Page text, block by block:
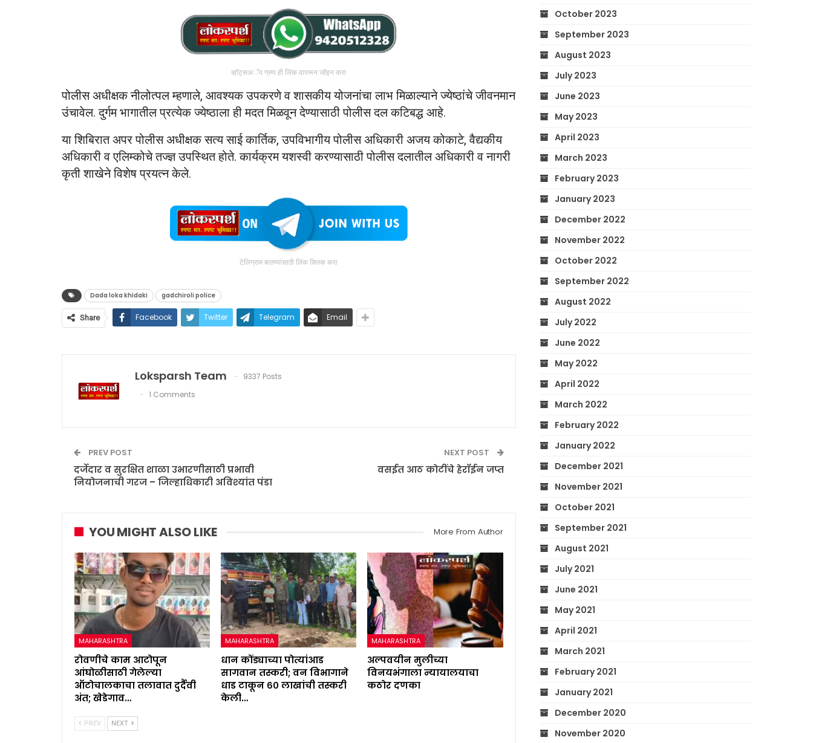
व्हॉट्सअॅप ग्रुप ही लिंक वापरून जॉइन करा
पोलीस अधीक्षक नीलोत्पल म्हणाले, आवश्यक उपकरणे व शासकीय योजनांचा लाभ मिळाल्याने ज्येष्ठांचे जीवनमान
उंचावेल. दुर्गम भागातील प्रत्येक ज्येष्ठाला ही मदत मिळवून देण्यासाठी पोलीस दल कटिबद्ध आहे.
या शिबिरात अपर पोलीस अधीक्षक सत्य साई कार्तिक, उपविभागीय पोलीस अधिकारी अजय कोकाटे, वैद्यकीय
अधिकारी व एलिम्कोचे तज्ज्ञ उपस्थित होते. कार्यक्रम यशस्वी करण्यासाठी पोलीस दलातील अधिकारी व नागरी
कृती शाखेने विशेष प्रयत्न केले.
टेलिग्राम बातम्यांसाठी लिंक क्लिक करा
Dada loka khidaki gadchiroli police
Share Facebook Twitter Telegram Email
Loksparsh Team
9337 Posts
1 Comments
PREV POST
दर्जेदार व सुरक्षित शाळा उभारणीसाठी प्रभावी
नियोजनाची गरज – जिल्हाधिकारी अविश्यांत पंडा
NEXT POST
वसईत आठ कोटींचे हेरॉईन जप्त
YOU MIGHT ALSO LIKE More From Author
MAHARASHTRA
रोवणीचे काम आटोपून
आंघोळीसाठी गेलेल्या
ऑटोचालकाचा तलावात दुर्दैवी
अंत; खेडेगाव…
MAHARASHTRA
धान कोंड्याच्या पोत्यांआड
सागवान तस्करी; वन विभागाने
धाड टाकून ६० लाखांची तस्करी
केली…
MAHARASHTRA
अल्पवयीन मुलीच्या
विनयभंगाला न्यायालयाचा
कठोर दणका
PREV NEXT
October 2023
September 2023
August 2023
July 2023
June 2023
May 2023
April 2023
March 2023
February 2023
January 2023
December 2022
November 2022
October 2022
September 2022
August 2022
July 2022
June 2022
May 2022
April 2022
March 2022
February 2022
January 2022
December 2021
November 2021
October 2021
September 2021
August 2021
July 2021
June 2021
May 2021
April 2021
March 2021
February 2021
January 2021
December 2020
November 2020